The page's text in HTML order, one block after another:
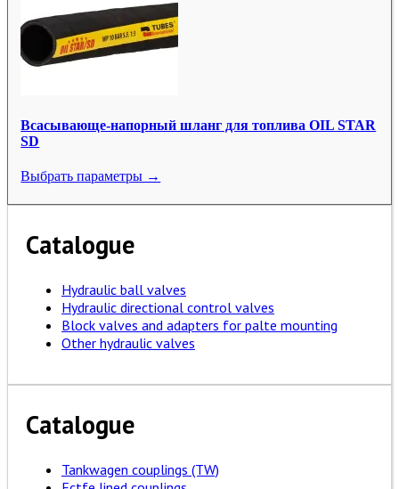
Всасывающе-напорный шланг для топлива OIL STAR
SD
Выбрать параметры →
Catalogue
Hydraulic ball valves
Hydraulic directional control valves
Block valves and adapters for palte mounting
Other hydraulic valves
Catalogue
Tankwagen couplings (TW)